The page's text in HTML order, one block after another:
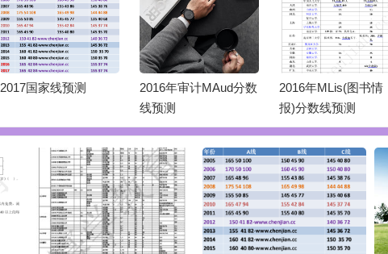
2017国家线预测
2016年审计MAud分数
线预测
2016年MLis(图书情
报)分数线预测